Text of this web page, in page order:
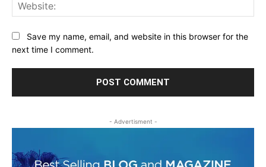
Save my name, email, and website in this browser for the
next time I comment.
- Advertisment -